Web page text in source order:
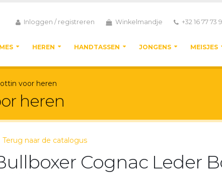
Inloggen / registreren Winkelmandje +32 16 77 73
HEREN HANDTASSEN JONGENS MEISJES
voor heren
heren
naar de catalogus
Cognac Leder